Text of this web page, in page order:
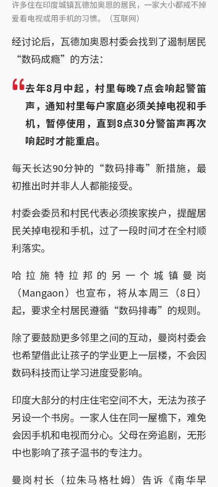
许多住在印度城镇瓦德加奥恩的居民，一家大小都戒不掉
爱看电视或用手机的习惯。（互联网）
经讨论后，瓦德加奥恩村委会找到了遏制居民
“数码成瘾”的方法：
去年8月中起，村里每晚7点会响起警笛
声，通知村里每户家庭必须关掉电视和手
机，暂停使用，直到8点30分警笛声再次
响起时才能重启。
每天长达90分钟的“数码排毒”新措施，最
初推出时并非人人都能接受。
村委会委员和村民代表必须挨家挨户，提醒居
民关掉电视和手机，过了一段时间才在全村顺
利落实。
哈拉施特拉邦的另一个城镇曼岗
（Mangaon）也宣布，将从本周三（8日）
起，要求全村居民遵循“数码排毒”的规则。
除了要鼓励更多邻里之间的互动，曼岗村委会
也希望借此让孩子的学业更上一层楼，不会因
数码科技而让学习进度受影响。
印度大部分的村庄住宅空间不大，无法为孩子
另设一个书房。一家人住在同一屋檐下，难免
会因手机和电视而分心。父母在旁追剧，无形
中也影响了孩子温书的专注力。
曼岗村长（拉朱马格杜姆）告诉《南华早